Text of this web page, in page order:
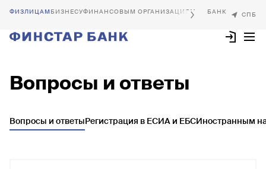
БИЗНЕСУФИНАНСОВЫМ ОРГАНИЗАЦИЯМ
Вопросы и ответы
Вопросы и ответыРегистрация в ЕСИА и ЕБСИностранным